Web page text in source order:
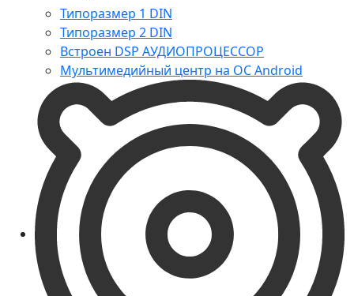
Типоразмер 1 DIN
Типоразмер 2 DIN
Встроен DSP АУДИОПРОЦЕССОР
Мультимедийный центр на ОС Android